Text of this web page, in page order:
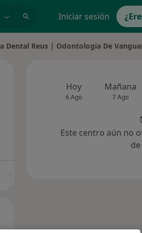
Iniciar sesión
Dental Reus | Odontologia De
Hoy
6 Ago
Mañana
7 Ago
Este centro aún no